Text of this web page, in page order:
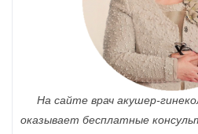
На сайте врач акушер-
оказывает бесплатные